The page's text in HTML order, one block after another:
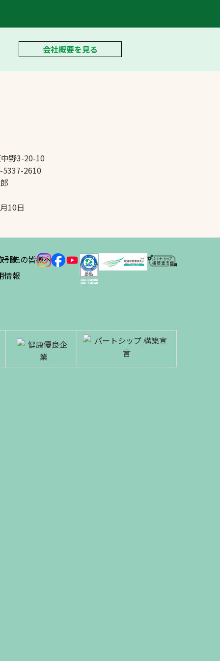
会社概要を見る
野3-20-10
2610
10日
一覧
引先の皆様へ
情報